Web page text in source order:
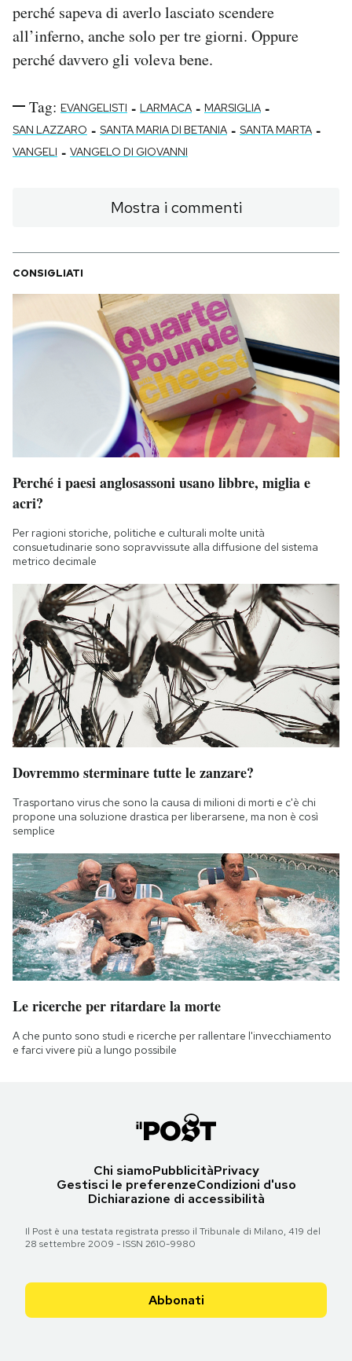
perché sapeva di averlo lasciato scendere
all’inferno, anche solo per tre giorni. Oppure
perché davvero gli voleva bene.
Tag: EVANGELISTI - LARMACA - MARSIGLIA -
SAN LAZZARO - SANTA MARIA DI BETANIA - SANTA MARTA -
VANGELI - VANGELO DI GIOVANNI
Mostra i commenti
CONSIGLIATI
Perché i paesi anglosassoni usano libbre, miglia e
acri?
Per ragioni storiche, politiche e culturali molte unità
consuetudinarie sono sopravvissute alla diffusione del sistema
metrico decimale
Dovremmo sterminare tutte le zanzare?
Trasportano virus che sono la causa di milioni di morti e c'è chi
propone una soluzione drastica per liberarsene, ma non è così
semplice
Le ricerche per ritardare la morte
A che punto sono studi e ricerche per rallentare l'invecchiamento
e farci vivere più a lungo possibile
Chi siamoPubblicitàPrivacy
Gestisci le preferenzeCondizioni d'uso
Dichiarazione di accessibilità
Il Post è una testata registrata presso il Tribunale di Milano, 419 del
28 settembre 2009 - ISSN 2610-9980
Abbonati